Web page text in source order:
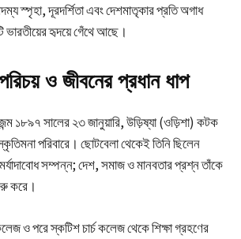
স্পৃহা, দূরদর্শিতা এবং দেশমাতৃকার প্রতি অগাধ
ভারতীয়ের হৃদয়ে গেঁথে আছে।
ও জীবনের প্রধান ধাপ
১৮৯৭ সালের ২৩ জানুয়ারি, উড়িষ্যা (ওড়িশা) কটক
পরিবারে। ছোটবেলা থেকেই তিনি ছিলেন
সম্পন্ন; দেশ, সমাজ ও মানবতার প্রশ্ন তাঁকে
করে।
ও পরে স্কটিশ চার্চ কলেজ থেকে শিক্ষা গ্রহণের